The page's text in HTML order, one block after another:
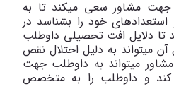
مشاور سعی میکند تا به
خود را بشناسد در
تا دلایل افت تحصیلی داوطلب
میتواند به دلیل اختلال نقص
میتواند به داوطلب جهت
و داوطلب را به متخصص